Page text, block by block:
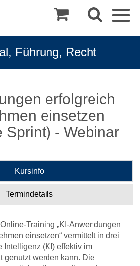
Führung, Recht
erfolgreich
einsetzen
Sprint) - Webinar
Kursinfo
Termindetails
Training „KI-Anwendungen
einsetzen“ vermittelt in drei
Intelligenz (KI) effektiv im
genutzt werden kann. Die